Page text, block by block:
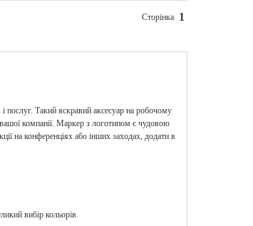
1
Сторінка
послуг. Такий яскравий аксесуар на робочому
компанії. Маркер з логотипом є чудовою
на конференціях або інших заходах, додати в
вибір кольорів.